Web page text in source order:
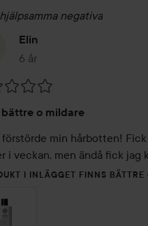
negativa
Elin
6 år
Inlägget skapades 6 år
bättre o mildare
min hårbotten!
i veckan, men ändå fick jag
I INLÄGGET FINNS BÄTTRE